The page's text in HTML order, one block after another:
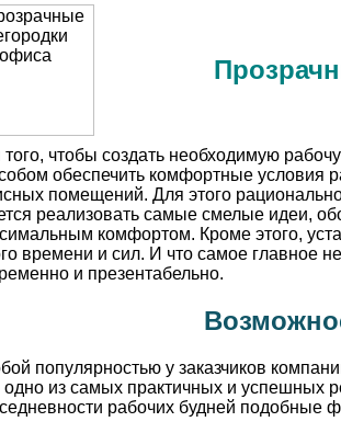
чтобы создать необходимую
обеспечить комфортные условия
помещений. Для этого
реализовать самые смелые идеи,
комфортом. Кроме этого,
времени и сил. И что самое главное
и презентабельно.
популярностью у заказчиков
одно из самых практичных и успешных
рабочих будней подобные